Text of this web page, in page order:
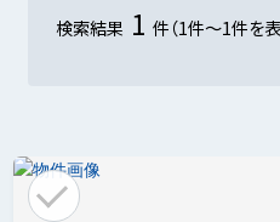
検索結果 1 件（1件～1件を表